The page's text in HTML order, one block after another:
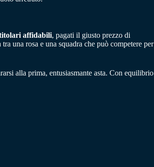
affidabili, pagati il giusto prezzo di
una rosa e una squadra che può competere per
alla prima, entusiasmante asta. Con equilibrio